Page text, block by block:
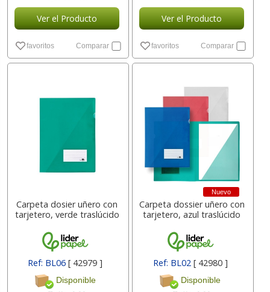
Ver el Producto
favoritos Comparar
Ver el Producto
favoritos Comparar
Carpeta dosier uñero con
tarjetero, verde traslúcido
Ref: BL06[ 42979 ]
Disponible
Nuevo
Carpeta dossier uñero con
tarjetero, azul traslúcido
Ref: BL02 [ 42980 ]
Disponible